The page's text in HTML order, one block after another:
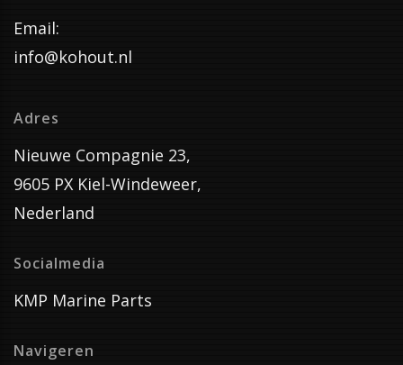
Email:
info@kohout.nl
Adres
Nieuwe Compagnie 23,
9605 PX Kiel-Windeweer,
Nederland
Socialmedia
KMP Marine Parts
Navigeren